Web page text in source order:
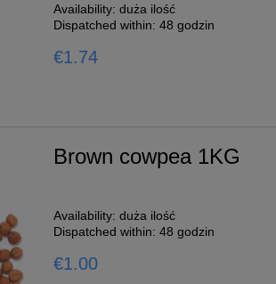
Availability: duża ilość
Dispatched within: 48 godzin
€1.74
Brown cowpea 1KG
Availability: duża ilość
Dispatched within: 48 godzin
€1.00